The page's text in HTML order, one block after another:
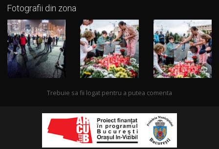
Fotografii din zona
Trebuie sa fii logat pentru a putea comenta